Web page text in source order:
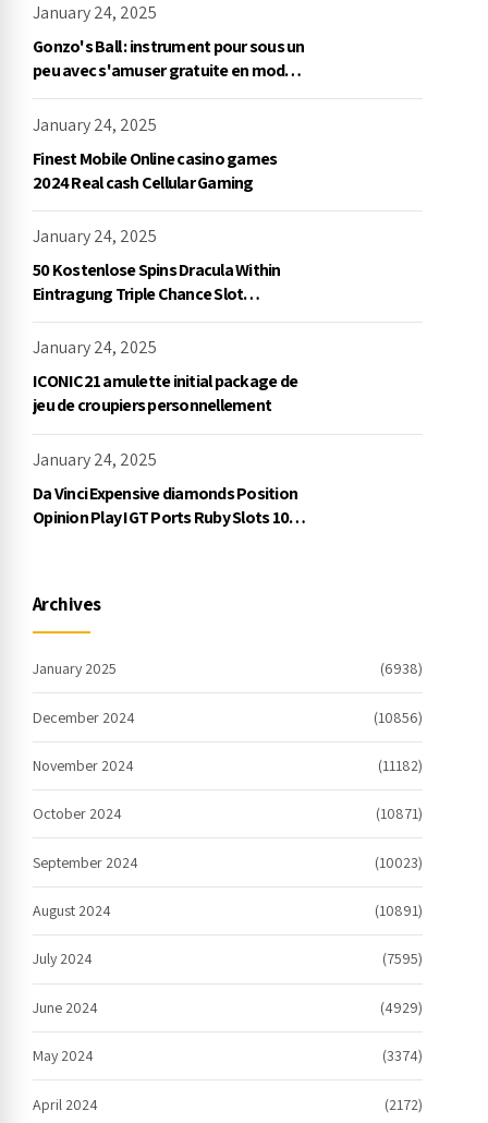
January 24, 2025
Gonzo's Ball : instrument pour sous un
peu avec s'amuser gratuite en mode
démo, NetEnt
January 24, 2025
Finest Mobile Online casino games
2024 Real cash Cellular Gaming
January 24, 2025
50 Kostenlose Spins Dracula Within
Eintragung Triple Chance Slot
Exklusive Einzahlung
January 24, 2025
ICONIC21 amulette initial package de
jeu de croupiers personnellement
January 24, 2025
Da Vinci Expensive diamonds Position
Opinion Play IGT Ports Ruby Slots 100
Archives
January 2025 (6938)
December 2024 (10856)
November 2024 (11182)
October 2024 (10871)
September 2024 (10023)
August 2024 (10891)
July 2024 (7595)
June 2024 (4929)
May 2024 (3374)
April 2024 (2172)